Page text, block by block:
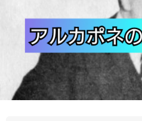
お知らせ
三分で学ぶマフィア暗黒史
映画・ドラマ紹介